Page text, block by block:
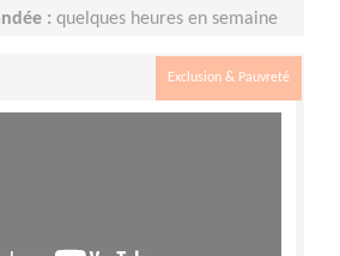
: quelques heures en semaine
Exclusion & Pauvreté